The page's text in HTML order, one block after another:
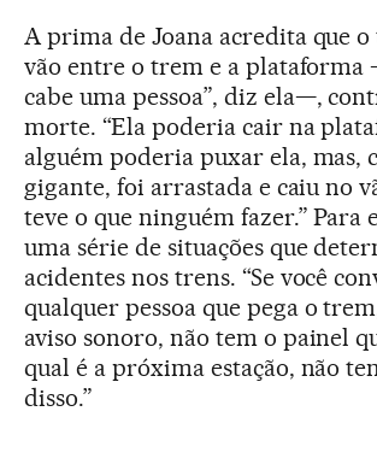
A prima de Joana acredita que
vão entre o trem e a plataforma
cabe uma pessoa”, diz ela—,
morte. “Ela poderia cair na
alguém poderia puxar ela, mas,
gigante, foi arrastada e caiu no
teve o que ninguém fazer.” Para
uma série de situações que
acidentes nos trens. “Se você
qualquer pessoa que pega o
aviso sonoro, não tem o painel
qual é a próxima estação, não
disso.”